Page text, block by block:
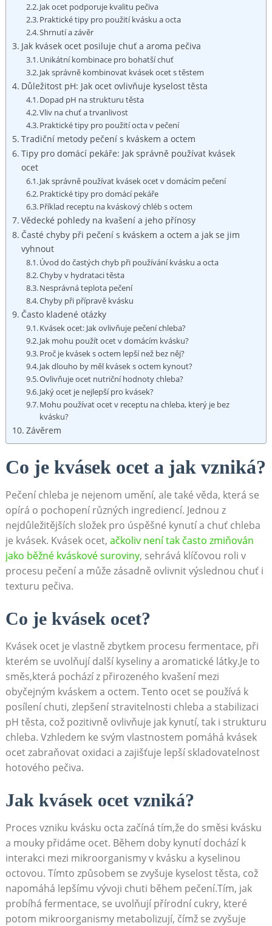
Jak ocet podporuje kvalitu pečiva
Praktické tipy pro použití kvásku⁣ a octa
Shrnutí ​a závěr
Jak kvásek ocet ⁣posiluje ⁢chuť a aroma ‍pečiva
Unikátní‌ kombinace pro bohatší⁣ chuť
Jak⁣ správně ⁣kombinovat kvásek ocet s těstem
Důležitost pH: ‌Jak ⁣ocet ovlivňuje kyselost těsta
Dopad pH na strukturu těsta
Vliv na chuť ‍a trvanlivost
Praktické tipy‌ pro použití octa v ⁤pečení
Tradiční metody pečení ‌s kváskem a octem
Tipy pro domácí pekáře: Jak⁢ správně používat kvásek
ocet
Jak správně ‌používat‍ kvásek⁣ ocet v ⁤domácím pečení
Praktické tipy pro domácí pekáře
Příklad receptu na kváskový chléb s⁢ octem
Vědecké pohledy ⁣na kvašení a jeho přínosy
Časté chyby ⁣při pečení ‍s kváskem a octem a jak se jim‌
vyhnout
Úvod do častých chyb‍ při používání kvásku a​ octa
Chyby v hydrataci těsta
Nesprávná teplota pečení
Chyby ⁢při přípravě kvásku
Často kladené otázky
Kvásek ocet: Jak ovlivňuje ⁤pečení chleba?
Jak mohu ⁣použít ocet v domácím kvásku?
Proč je kvásek s octem⁣ lepší než ⁢bez něj?
Jak dlouho by měl kvásek s octem kynout?
Ovlivňuje ocet ⁤nutriční​ hodnoty chleba?
Jaký ocet je ‌nejlepší ​pro kvásek?
Mohu ‌používat ocet v⁣ receptu na chleba, který je bez
kvásku?
Závěrem
Co je kvásek ocet a jak vzniká?
Pečení chleba je ⁤nejenom umění, ale také‍ věda, která se
opírá o​ pochopení různých ingrediencí. Jednou⁢ z
⁣nejdůležitějších složek pro úspěšné kynutí a chuť ⁤chleba
je kvásek. Kvásek ​ocet, ačkoliv není tak často zmiňován‍
jako běžné kváskové suroviny, sehrává klíčovou roli v
procesu pečení a může zásadně ovlivnit ‍výslednou chuť i
texturu pečiva.
Co je kvásek⁣ ocet?
Kvásek ‌ocet je​ vlastně zbytkem procesu fermentace,​ při
⁢kterém ‍se uvolňují další kyseliny a aromatické látky.Je‍ to
směs,která pochází z přirozeného kvašení ‍mezi
obyčejným kváskem a octem. Tento ⁤ocet ⁢se ​používá ⁣k
posílení chuti, zlepšení stravitelnosti‍ chleba ​a stabilizaci
pH těsta,⁤ což pozitivně ovlivňuje jak kynutí, tak i strukturu
chleba. Vzhledem ‌ke svým vlastnostem ⁤pomáhá⁢ kvásek
⁢ocet zabraňovat oxidaci a zajišťuje lepší ⁢skladovatelnost
hotového pečiva.
Jak ‌kvásek ocet vzniká?
Proces⁣ vzniku kvásku octa začíná tím,že ⁤do směsi⁢ kvásku
a mouky přidáme ocet. ​Během doby kynutí dochází k
interakci mezi ‌mikroorganismy v kvásku a⁤ kyselinou
octovou. Tímto ⁣způsobem se zvyšuje⁣ kyselost těsta, což
napomáhá⁣ lepšímu vývoji chuti během pečení.Tím, jak
probíhá fermentace, se‍ uvolňují přírodní cukry,‌ které
potom‍ mikroorganismy ‍metabolizují, ⁢čímž se zvyšuje